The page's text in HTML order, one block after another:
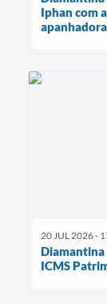
Iphan com
20 JUL 2026 -
Diamantina
ICMS